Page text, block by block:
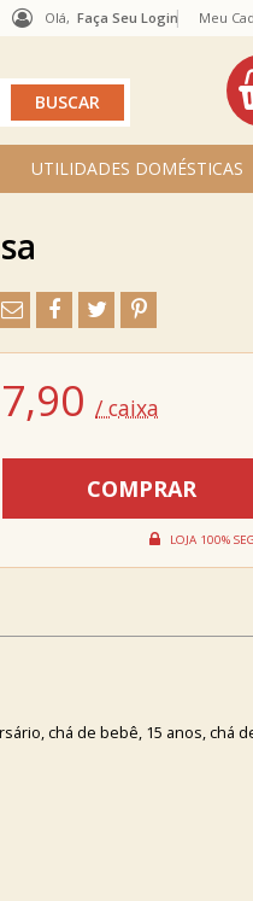
Olá, Faça Seu Login
UTILIDADES DOMÉSTICAS
Meu
7,90 / caixa
chá de bebê, 15 anos, chá